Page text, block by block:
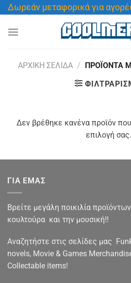
Μετάβαση
στο
περιεχόμενο
Δωρεάν μεταφορικά για
ΑΡΧΙΚΉ ΣΕΛΊΔΑ / ΠΡΟΪΌΝΤΑ
Δεν βρέθηκε κανένα προϊόν που
επιλογή σας.
ΓΙΑ ΕΜΑΣ
Βρείτε μεγάλη ποικιλία
κουλτούρα και την μουσική!!
Αναζητήστε στις σελίδες μας
novels, Movie & Games
Collectable items!